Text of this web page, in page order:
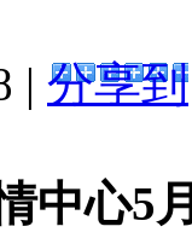
| 分享到
心5